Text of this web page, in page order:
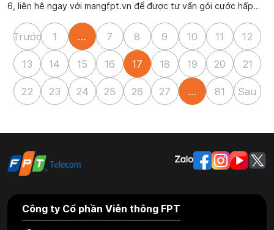
6, liên hệ ngay với mangfpt.vn để được tư vấn gói cước hấp
nhu cầu sử dụng Internet...
Trước 1 … 7 8 9 10 11 12
13 14 15 16 17 18 19 20 21
22 23 24 25 26 27 … 81 Sau
Công ty Cổ phần Viễn thông FPT